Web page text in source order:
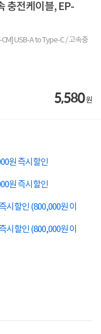
충전케이블, EP-
USB-A to Type-C / 고속충
5,580원
원 즉시할인
원 즉시할인
시할인 (800,000원 이
시할인 (800,000원 이